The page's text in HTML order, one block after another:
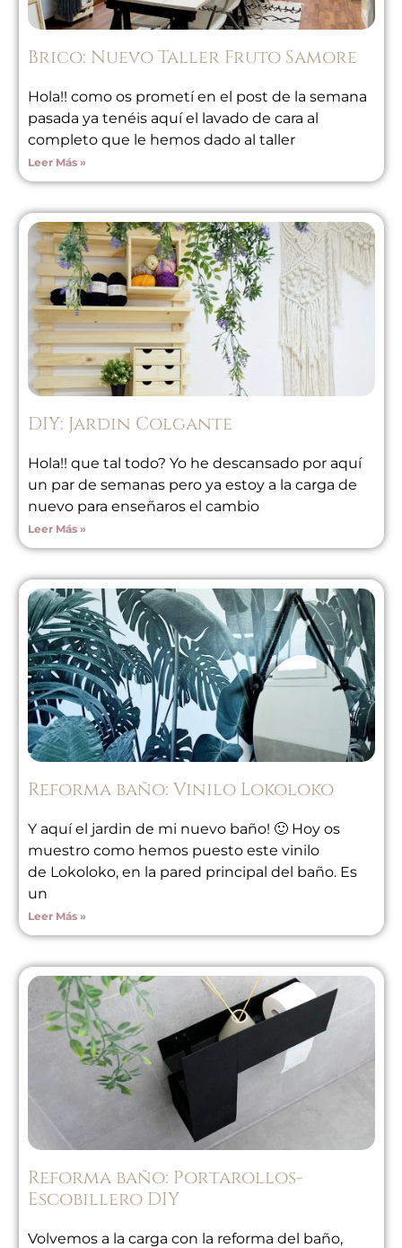
Brico: Nuevo Taller Fruto Samore
Hola!! como os prometí en el post de la semana
pasada ya tenéis aquí el lavado de cara al
completo que le hemos dado al taller
Leer Más »
DIY: Jardin Colgante
Hola!! que tal todo? Yo he descansado por aquí
un par de semanas pero ya estoy a la carga de
nuevo para enseñaros el cambio
Leer Más »
Reforma baño: Vinilo Lokoloko
Y aquí el jardin de mi nuevo baño! 🙂 Hoy os
muestro como hemos puesto este vinilo
de Lokoloko, en la pared principal del baño. Es
un
Leer Más »
Reforma baño: Portarollos-
Escobillero DIY
Volvemos a la carga con la reforma del baño,